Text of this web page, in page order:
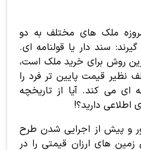
ملک های مختلف به دو
سند دار یا قولنامه ای.
روش برای خرید ملک است،
نظیر قیمت پایین تر فرد را
ای می کند. آیا از تاریخچه
اطلاعی دارید؟!
و پیش از اجرایی شدن طرح
زمین های ارزان قیمتی را در